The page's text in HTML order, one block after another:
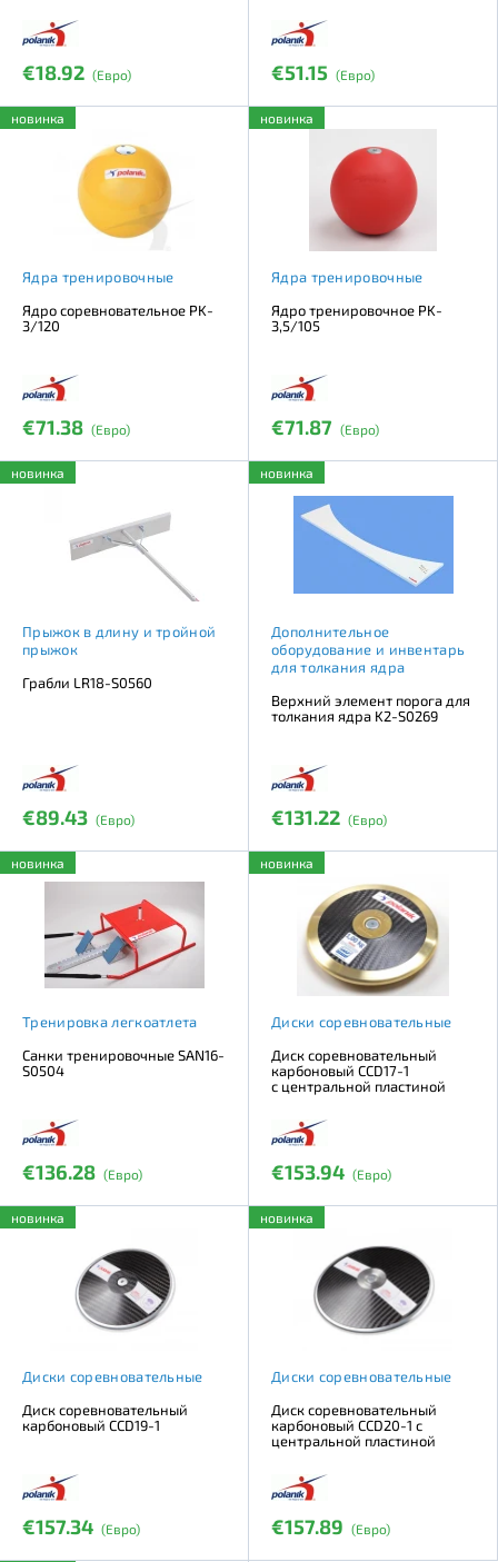
€18.92 (Евро) €51.15 (Евро)
новинка
Ядра тренировочные
Ядро соревновательное PK-
3/120
€71.38 (Евро)
новинка
Ядра тренировочные
Ядро тренировочное PK-
3,5/105
€71.87 (Евро)
новинка
Прыжок в длину и тройной
прыжок
Грабли LR18-S0560
€89.43 (Евро)
новинка
Дополнительное
оборудование и инвентарь
для толкания ядра
Верхний элемент порога для
толкания ядра K2-S0269
€131.22 (Евро)
новинка
Тренировка легкоатлета
Санки тренировочные SAN16-
S0504
€136.28 (Евро)
новинка
Диски соревновательные
Диск соревновательный
карбоновый CCD17-1
с центральной пластиной
€153.94 (Евро)
новинка
Диски соревновательные
Диск соревновательный
карбоновый CCD19-1
€157.34 (Евро)
новинка
Диски соревновательные
Диск соревновательный
карбоновый CCD20-1 с
центральной пластиной
€157.89 (Евро)